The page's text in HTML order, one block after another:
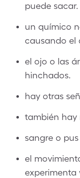
puede sacar.
un químico
causando el
el ojo o las
hinchados.
hay otras
también hay
sangre o
el
experimenta